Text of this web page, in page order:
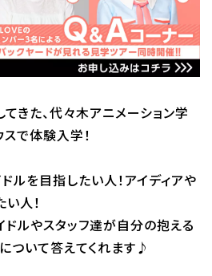
きた、代々木アニメーション学
で体験入学！
ドルを目指したい人！アイディアや
人！
ドルやスタッフ達が自分の抱える
ついて答えてくれます♪